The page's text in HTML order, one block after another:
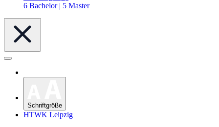
6 Bachelor | 5 Master
Schriftgröße
HTWK Leipzig